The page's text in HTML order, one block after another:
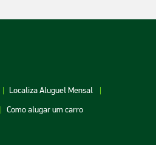
Localiza Aluguel Mensal
Como alugar um carro